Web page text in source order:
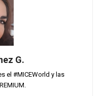
G.
el #MICEWorld y las